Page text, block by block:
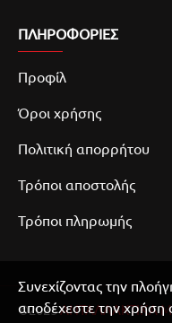
ΠΛΗΡΟΦΟΡΙΕΣ
Προφίλ
Όροι χρήσης
Πολιτική απορρήτου
Τρόποι αποστολής
Τρόποι πληρωμής
©2025ΑΝΤΑΛΛΑΚΤΙΚΑ
Συνεχίζοντας την
αποδέχεστε την χρήση